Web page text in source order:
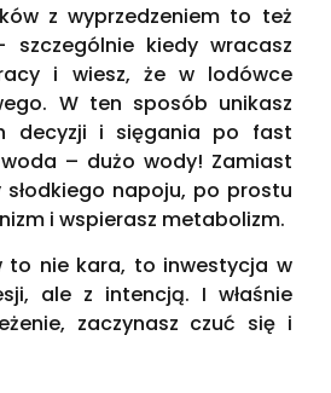
z wyprzedzeniem to też
szczególnie kiedy wracasz
i wiesz, że w lodówce
W ten sposób unikasz
decyzji i sięgania po fast
– dużo wody! Zamiast
słodkiego napoju, po prostu
i wspierasz metabolizm.
to nie kara, to inwestycja w
ale z intencją. I właśnie
zaczynasz czuć się i